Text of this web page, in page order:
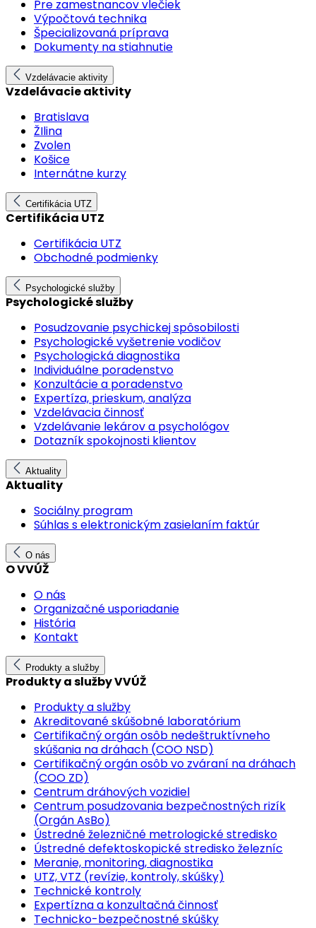
Pre zamestnancov vlečiek
Výpočtová technika
Špecializovaná príprava
Dokumenty na stiahnutie
Vzdelávacie aktivity
Vzdelávacie aktivity
Bratislava
ŽIlina
Zvolen
Košice
Internátne kurzy
Certifikácia UTZ
Certifikácia UTZ
Certifikácia UTZ
Obchodné podmienky
Psychologické služby
Psychologické služby
Posudzovanie psychickej spôsobilosti
Psychologické vyšetrenie vodičov
Psychologická diagnostika
Individuálne poradenstvo
Konzultácie a poradenstvo
Expertíza, prieskum, analýza
Vzdelávacia činnosť
Vzdelávanie lekárov a psychológov
Dotazník spokojnosti klientov
Aktuality
Aktuality
Sociálny program
Súhlas s elektronickým zasielaním faktúr
O nás
O VVÚŽ
O nás
Organizačné usporiadanie
História
Kontakt
Produkty a služby
Produkty a služby VVÚŽ
Produkty a služby
Akreditované skúšobné laboratórium
Certifikačný orgán osôb nedeštruktívneho
skúšania na dráhach (COO NSD)
Certifikačný orgán osôb vo zváraní na dráhach
(COO ZD)
Centrum dráhových vozidiel
Centrum posudzovania bezpečnostných rizík
(Orgán AsBo)
Ústredné železničné metrologické stredisko
Ústredné defektoskopické stredisko železníc
Meranie, monitoring, diagnostika
UTZ, VTZ (revízie, kontroly, skúšky)
Technické kontroly
Expertízna a konzultačná činnosť
Technicko-bezpečnostné skúšky